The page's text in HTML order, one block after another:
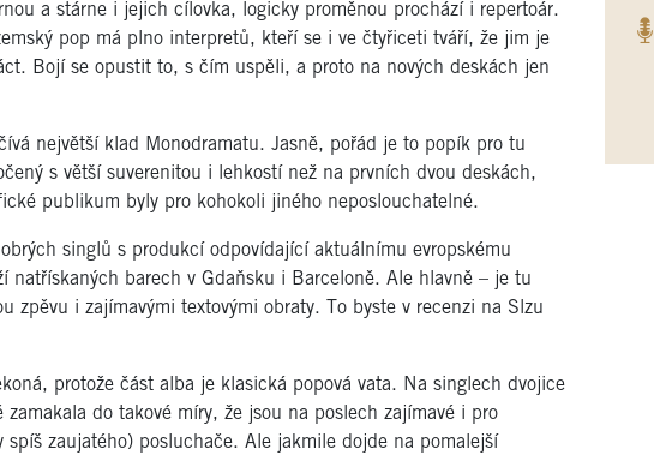
a stárne i jejich cílovka, logicky proměnou prochází i repertoár.
pop má plno interpretů, kteří se i ve čtyřiceti tváří, že jim je
Bojí se opustit to, s čím uspěli, a proto na nových deskách jen
největší klad Monodramatu. Jasně, pořád je to popík pro tu
s větší suverenitou i lehkostí než na prvních dvou deskách,
publikum byly pro kohokoli jiného neposlouchatelné.
singlů s produkcí odpovídající aktuálnímu evropskému
natřískaných barech v Gdaňsku i Barceloně. Ale hlavně – je tu
zpěvu i zajímavými textovými obraty. To byste v recenzi na Slzu
protože část alba je klasická popová vata. Na singlech dvojice
do takové míry, že jsou na poslech zajímavé i pro
spíš zaujatého) posluchače. Ale jakmile dojde na pomalejší